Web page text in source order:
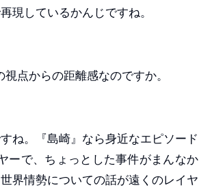
現しているかんじですね。
点からの距離感なのですか。
ね。『島崎』なら身近なエピソード
ーで、ちょっとした事件がまんなか
界情勢についての話が遠くのレイヤ